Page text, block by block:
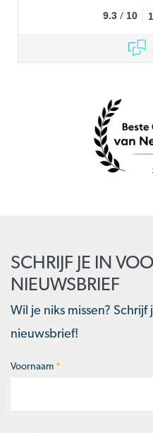
9.3 / 10
SCHRIJF JE IN
NIEUWSBRIEF
Wil je niks missen?
nieuwsbrief!
Naam*
Voornaam *